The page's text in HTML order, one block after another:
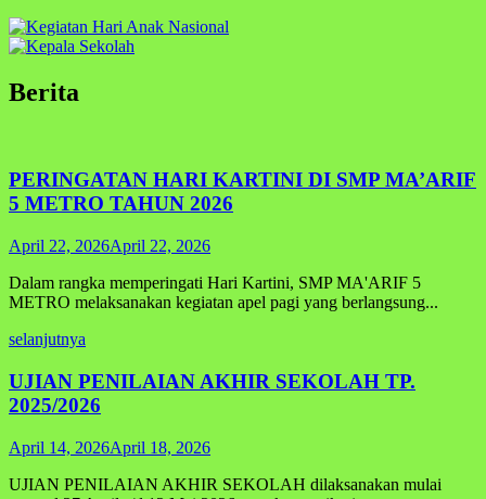
Berita
PERINGATAN HARI KARTINI DI SMP MA’ARIF
5 METRO TAHUN 2026
April 22, 2026April 22, 2026
Dalam rangka memperingati Hari Kartini, SMP MA'ARIF 5
METRO melaksanakan kegiatan apel pagi yang berlangsung...
selanjutnya
UJIAN PENILAIAN AKHIR SEKOLAH TP.
2025/2026
April 14, 2026April 18, 2026
UJIAN PENILAIAN AKHIR SEKOLAH dilaksanakan mulai